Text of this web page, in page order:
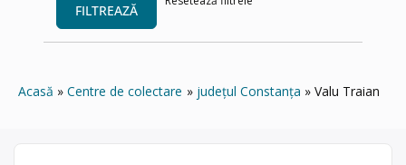
FILTREAZĂ
Acasă Centre de colectare județul Constanța Valu Traian